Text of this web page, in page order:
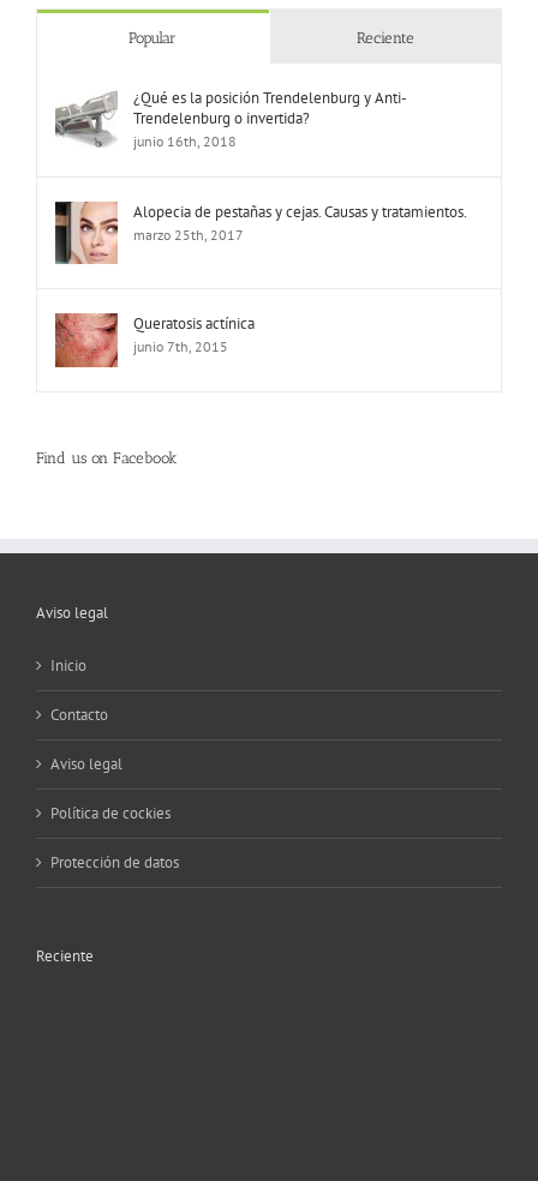
Popular Reciente
¿Qué es la posición Trendelenburg y Anti-
Trendelenburg o invertida?
junio 16th, 2018
Alopecia de pestañas y cejas. Causas y tratamientos.
marzo 25th, 2017
Queratosis actínica
junio 7th, 2015
Find us on Facebook
Aviso legal
Inicio
Contacto
Aviso legal
Política de cockies
Protección de datos
Reciente